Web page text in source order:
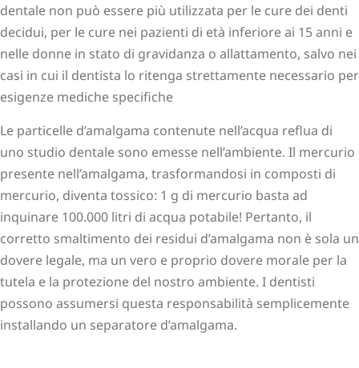
dentale non può essere più utilizzata per le cure dei denti
decidui, per le cure nei pazienti di età inferiore ai 15 anni e
nelle donne in stato di gravidanza o allattamento, salvo nei
casi in cui il dentista lo ritenga strettamente necessario per
esigenze mediche specifiche
Le particelle d’amalgama contenute nell’acqua reflua di
uno studio dentale sono emesse nell’ambiente. Il mercurio
presente nell’amalgama, trasformandosi in composti di
mercurio, diventa tossico: 1 g di mercurio basta ad
inquinare 100.000 litri di acqua potabile! Pertanto, il
corretto smaltimento dei residui d’amalgama non è sola un
dovere legale, ma un vero e proprio dovere morale per la
tutela e la protezione del nostro ambiente. I dentisti
possono assumersi questa responsabilità semplicemente
installando un separatore d’amalgama.